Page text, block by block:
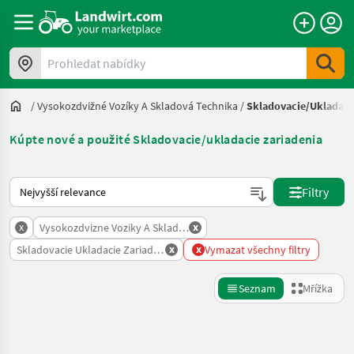
Prohledat nabídky
/Vysokozdvižné Vozíky A Skladová Technika /Skladovacie/
Kúpte nové a použité Skladovacie/ukladacie zariadenia
Takto se řadí nabídky na Landwirt.com
Filtry
x Vysokozdvizne Voziky A Skladova Technika
x
Skladovacie Ukladacie Zariadeniax x Vymazat všechny filtry
Seznam Mřížka